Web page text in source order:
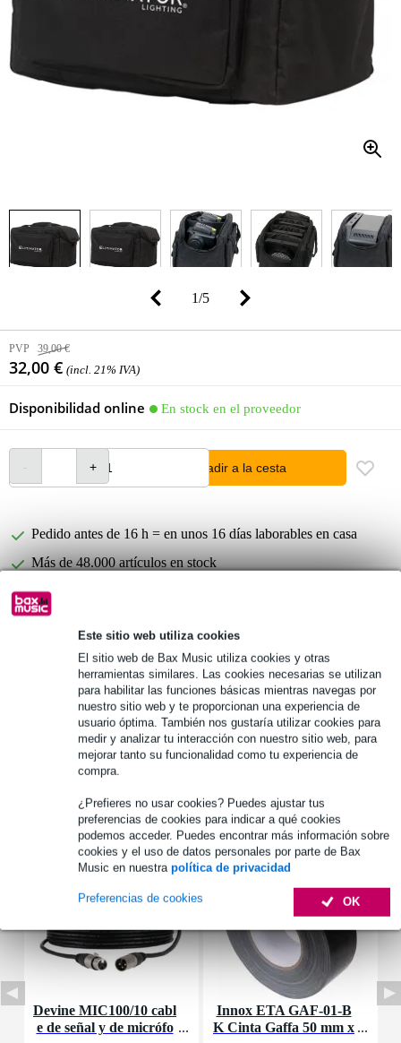
Este sitio web utiliza cookies
El sitio web de Bax Music utiliza cookies y otras
herramientas similares. Las cookies necesarias se utilizan
para habilitar las funciones básicas mientras navegas por
nuestro sitio web y te proporcionan una experiencia de
usuario óptima. También nos gustaría utilizar cookies para
medir y analizar tu interacción con nuestro sitio web, para
mejorar tanto su funcionalidad como tu experiencia de
compra.
¿Prefieres no usar cookies? Puedes ajustar tus
preferencias de cookies para indicar a qué cookies
podemos acceder. Puedes encontrar más información sobre
cookies y el uso de datos personales por parte de Bax
Music en nuestra política de privacidad
OK
Preferencias de cookies
1/5
PVP 39,00 €
32,00 € (incl. 21% IVA)
Disponibilidad online En stock en el proveedor
añadir a la cesta
Pedido antes de 16 h = en unos 16 días laborables en casa
Más de 48.000 artículos en stock
1.250 marcas líderes
Información del producto
adecuada para Flat Par modernos
espacio para cables
4 compartimentos
Especificaciones completas
Accesorios (9)
Devine MIC100/10 cabl
e de señal y de micrófo
Innox ETA GAF-01-B
K Cinta Gaffa 50 mm x